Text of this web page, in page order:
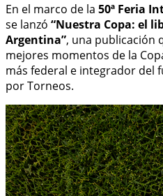
En el marco de la 50ª Feria
se lanzó “Nuestra Copa: el
Argentina”, una publicación
mejores momentos de la
más federal e integrador del
por Torneos.